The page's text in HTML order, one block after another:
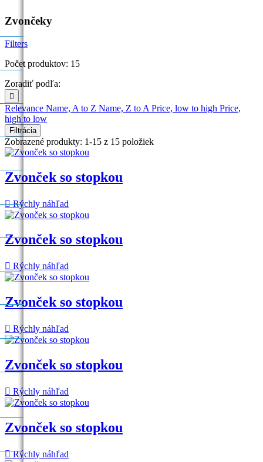
Zvončeky
Filters
Počet produktov: 15
Zoradiť podľa:

Relevance Name, A to Z Name, Z to A Price, low to high Price,
high to low
Filtrácia
Zobrazené produkty: 1-15 z 15 položiek
Zvonček so stopkou
Rýchly náhľad
Zvonček so stopkou
 Rýchly náhľad
Zvonček so stopkou
 Rýchly náhľad
Zvonček so stopkou
 Rýchly náhľad
Zvonček so stopkou
Rýchly náhľad